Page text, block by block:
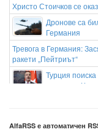
Христо Стоичков се
Дронове са
Германия
Тревога в Германия:
ракети „Пейтриът“
Турция
атаките в
AlfaRSS е автоматичен